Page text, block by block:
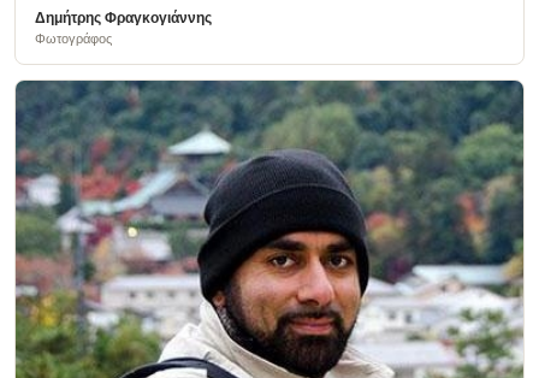
Δημήτρης Φραγκογιάννης
Φωτογράφος